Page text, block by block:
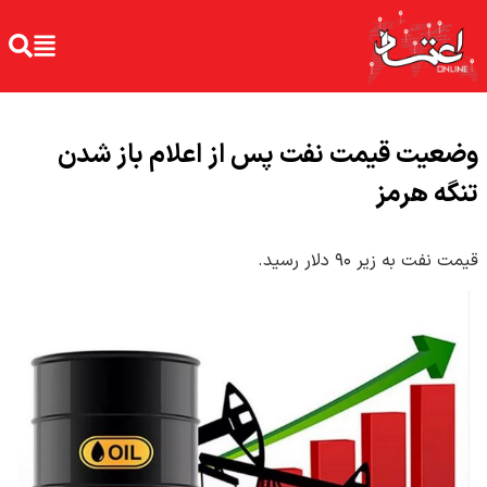
وضعیت قیمت نفت پس از اعلام باز شدن
تنگه هرمز
قیمت نفت به زیر ۹۰ دلار رسید.